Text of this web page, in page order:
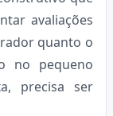
avaliações
quanto o
no pequeno
precisa ser